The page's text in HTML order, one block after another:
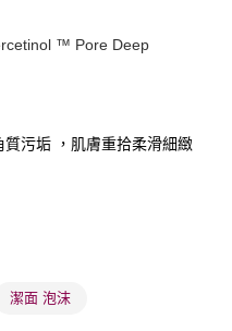
送達
作天送達
™ Pore Deep
污垢 ，肌膚重拾柔滑細緻
潔面 泡沫